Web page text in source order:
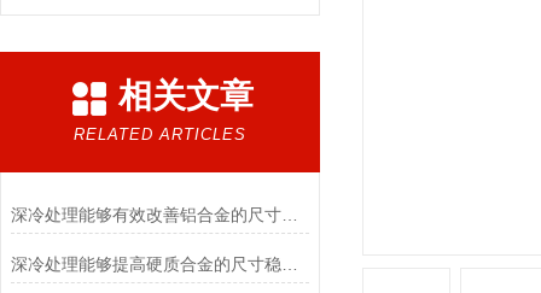
相关文章
RELATED ARTICLES
深冷处理能够有效改善铝合金的尺寸稳定性